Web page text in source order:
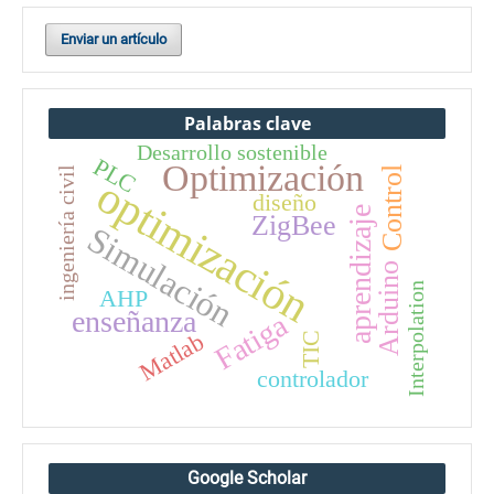
Enviar un artículo
Palabras clave
optimización
Optimización
Simulación
Fatiga
enseñanza aprendizajeArduino
ZigBee Control
TIC
PLC
AHP
Matlab
diseño
controlador
Desarrollo sostenible
Interpolation
ingeniería civil
Google Scholar